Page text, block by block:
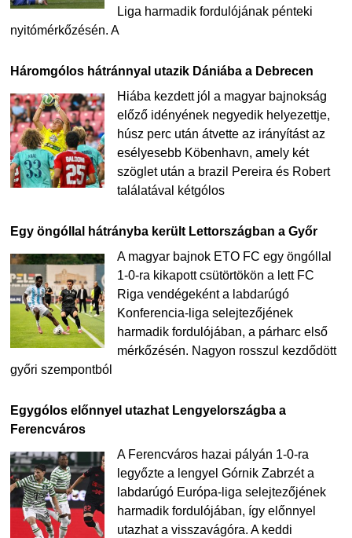
Liga harmadik fordulójának pénteki
nyitómérkőzésén. A
Háromgólos hátránnyal utazik Dániába a Debrecen
Hiába kezdett jól a magyar bajnokság
előző idényének negyedik helyezettje,
húsz perc után átvette az irányítást az
esélyesebb Köbenhavn, amely két
szöglet után a brazil Pereira és Robert
találatával kétgólos
Egy öngóllal hátrányba került Lettországban a Győr
A magyar bajnok ETO FC egy öngóllal
1-0-ra kikapott csütörtökön a lett FC
Riga vendégeként a labdarúgó
Konferencia-liga selejtezőjének
harmadik fordulójában, a párharc első
mérkőzésén. Nagyon rosszul kezdődött
győri szempontból
Egygólos előnnyel utazhat Lengyelországba a
Ferencváros
A Ferencváros hazai pályán 1-0-ra
legyőzte a lengyel Górnik Zabrzét a
labdarúgó Európa-liga selejtezőjének
harmadik fordulójában, így előnnyel
utazhat a visszavágóra. A keddi